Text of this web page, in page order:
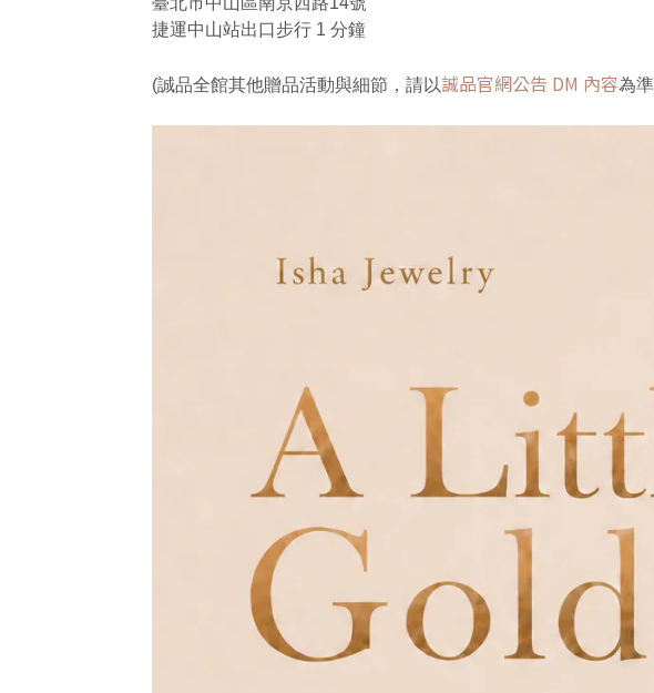
捷運中山站出口步行 1 分鐘
(誠品全館其他贈品活動與細節，請以誠品官網公告 DM 內容為